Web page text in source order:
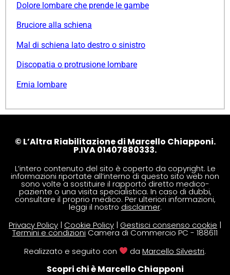
Dolore lombare che prende le gambe
Bruciore alla schiena
Mal di schiena lato destro o sinistro
Discopatia o protrusione lombare
Ernia lombare
© L’Altra Riabilitazione di Marcello Chiapponi.
P.IVA 01407880333.
L’intero contenuto del sito è coperto da copyright. Le
informazioni riportate all’interno di questo sito web non
sono volte a sostituire il rapporto diretto medico-
paziente o una visita specialistica. In caso di dubbi,
consultare il proprio medico. Per ulteriori informazioni,
leggi il nostro disclaimer.
Privacy Policy | Cookie Policy | Gestisci consenso cookie |
Termini e condizioni Camera di Commercio PC - 188611
Realizzato e seguito con
daMarcello Silvestri.
Scopri chi è Marcello Chiapponi